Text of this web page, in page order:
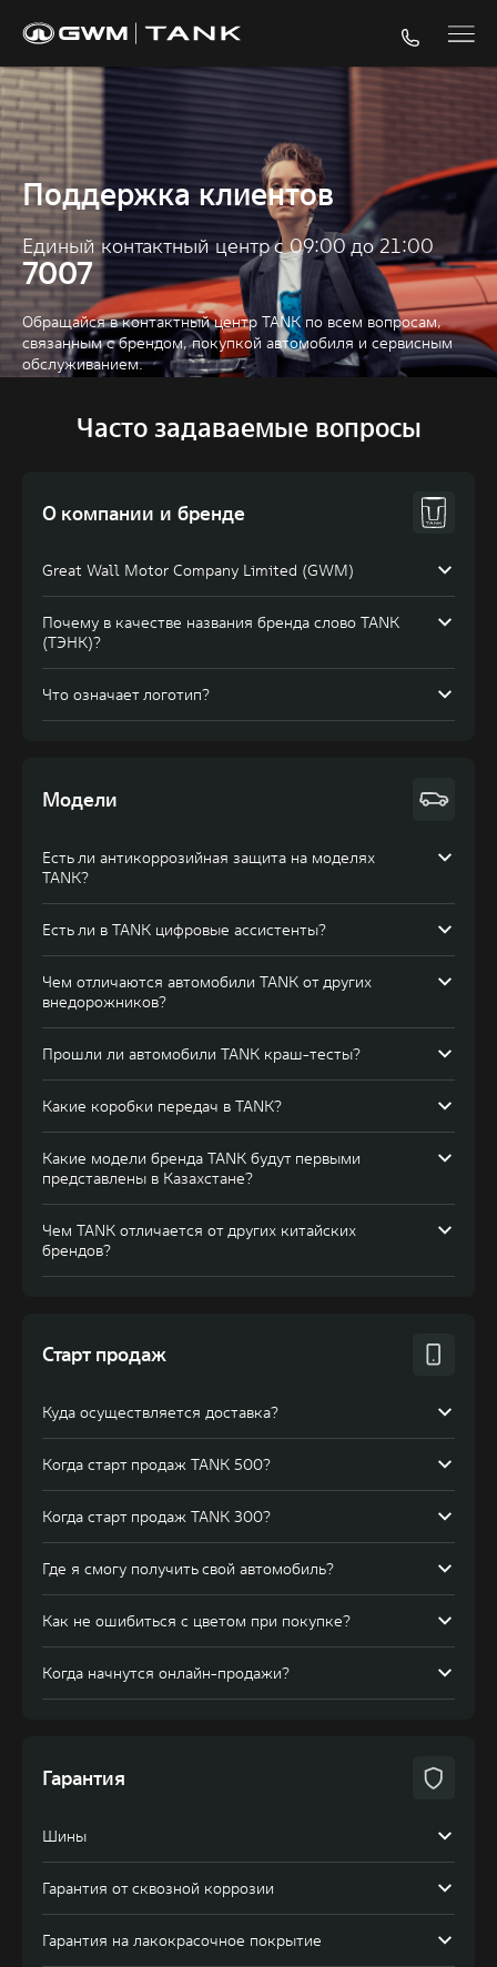
Контакты
Телефон:
8 (7282)
740 00 00
Поддержка клиентов
Единый контактный центр с 09:00 до 21:00
7007
Обращайся в контактный центр TANK по всем вопросам,
связанным с брендом, покупкой автомобиля и сервисным
обслуживанием.
Часто задаваемые вопросы
О компании и бренде
Great Wall Motor Company Limited (GWM)
внедорожников, кроссоверов и пикапов,
специализирующийся на интеллектуальных
технологиях и экологичном производстве.
Почему в качестве названия бренда слово TANK
(ТЭНК)?
линейки — TANK 300, она была запущена в 2020 году в
Китае. Название преемственно используется для
Что означает логотип?
Модели
Есть ли антикоррозийная защита на моделях
TANK?
Есть ли в TANK цифровые ассистенты?
Чем отличаются автомобили TANK от других
внедорожников?
Прошли ли автомобили TANK краш-тесты?
Какие коробки передач в TANK?
Какие модели бренда TANK будут первыми
представлены в Казахстане?
Чем TANK отличается от других китайских
брендов?
высокие внедорожные характеристики и оснащение
премиум-класса.
Старт продаж
Куда осуществляется доставка?
Когда старт продаж TANK 500?
Когда старт продаж TANK 300?
Где я смогу получить свой автомобиль?
Как не ошибиться с цветом при покупке?
Когда начнутся онлайн-продажи?
Гарантия
Шины
Гарантия от сквозной коррозии
Гарантия на лакокрасочное покрытие